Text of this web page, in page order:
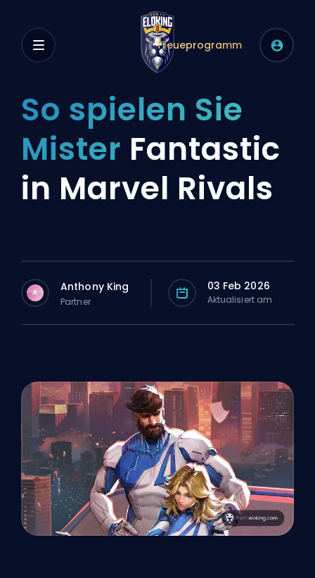
Treueprogramm
So spielen Sie
Mister Fantastic
in Marvel Rivals
A Anthony King
Partner
03 Feb 2026
Aktualisiert am